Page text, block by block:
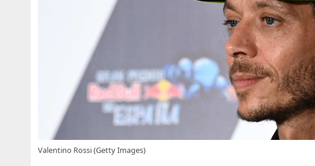
Valentino Rossi (Getty Images)